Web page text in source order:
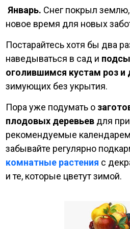
Январь. Снег покрыл
новое время для новых
Постарайтесь хотя бы два
наведываться в сад и
оголившимся кустам роз и
зимующих без укрытия.
Пора уже подумать о
плодовых деревьевдля
рекомендуемые
забывайте регулярно
комнатные растения с
и те, которые цветут зимой.